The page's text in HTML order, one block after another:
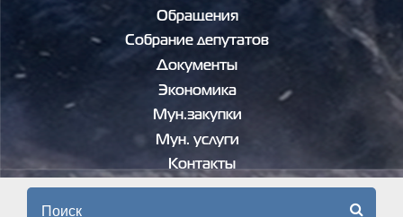
Обращения
Собрание депутатов
Документы
Экономика
Мун.закупки
Мун. услуги
Контакты